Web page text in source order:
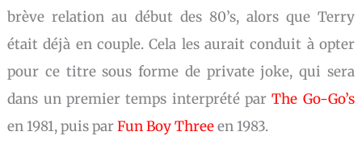
brève relation au début des 80’s, alors que Terry
était déjà en couple. Cela les aurait conduit à opter
pour ce titre sous forme de private joke, qui sera
dans un premier temps interprété parThe Go-Go’s
en 1981, puis parFun Boy Threeen 1983.